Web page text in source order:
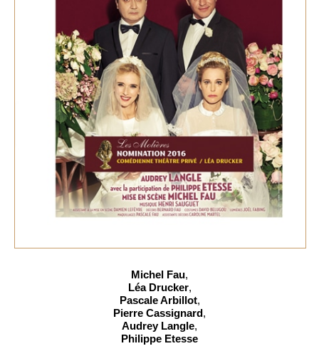
Michel Fau,
Léa Drucker,
Pascale Arbillot,
Pierre Cassignard,
Audrey Langle,
Philippe Etesse